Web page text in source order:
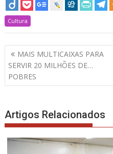
Cultura
Navegação
de
artigos
MAIS MULTICAIXAS PARA
SERVIR 20 MILHÕES DE…
POBRES
Artigos Relacionados